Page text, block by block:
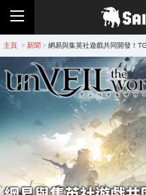
主頁 > 新聞 > 網易與集英社遊戲共同開發！